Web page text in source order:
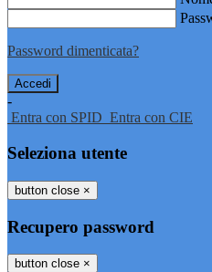
Password dimenticata?
-
Entra con SPID Entra con CIE
Seleziona utente
button close ×
Recupero password
button close ×